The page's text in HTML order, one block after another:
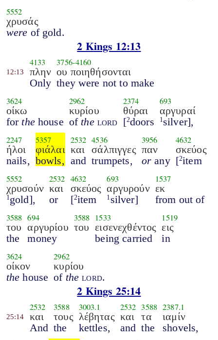
5552
χρυσάς
were of gold.
2 Kings 12:13
12:13
4133
πλην
Only
3756-4160
ου ποιηθήσονται
they were not to make
3624
οίκω
for thehouse
2962
κυρίου
of the lord
2374
θύραι
[2doors
693
αργυραί
1 silver],
2247
ήλοι
nails,
5357
φιάλαι
bowls,
2532
και
and
4536
σάλπιγγες
trumpets,
3956
παν
or any
4632
σκεύος
[2item
5552
χρυσούν
1 gold],
2532
και
or
4632
σκεύος
[2item
693
αργυρούν
1 silver]
1537
εκ
from out of
3588
του
the
694
αργυρίου
money
3588
του
1533
εισενεχθέντος
being carried
1519
εις
in
3624
οίκον
the house
2962
κυρίου
of the lord.
2 Kings 25:14
25:14
2532
και
And
3588
τους
the
3003.1
λέβητας
kettles,
2532
και
and
3588
τα
the
2387.1
ιαμίν
shovels,